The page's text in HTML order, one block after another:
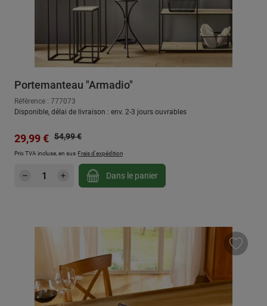
Portemanteau "Armadio"
Référence : 777073
Disponible, délai de livraison : env. 2-3 jours ouvrables
Prix de vente :
29,99 € Prix régulier :
54,99 €
Prix TVA incluse, en sus Frais d'expédition
Quantité de produit : Entrez la quantité
Dans le panier